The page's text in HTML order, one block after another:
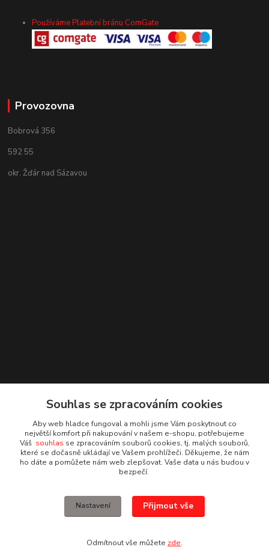
Používáme Platební bránu ComGate
Provozovna
Bobrová 356
592 55
okr. Žďár nad Sázavou
Kontakty
Irena Dvořáková
+420 732 595 975
obchod@vruty-roman-stary.cz
Souhlas se zpracováním cookies
Aby web hladce fungoval a mohli jsme Vám poskytnout co
největší komfort při nakupování v našem e-shopu, potřebujeme
Váš souhlas se zpracováním souborů cookies, tj. malých souborů,
které se dočasně ukládají ve Vašem prohlížeči. Děkujeme, že nám
ho dáte a pomůžete nám web zlepšovat. Vaše data u nás budou v
bezpečí.
Nastavení Přijmout vše
Odmítnout vše můžete zde.